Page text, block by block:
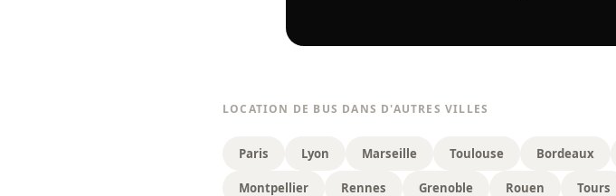
LOCATION DE BUS DANS D'AUTRES VILLES
Paris Lyon Marseille Toulouse Bordeaux
Montpellier Rennes Grenoble Rouen Tours